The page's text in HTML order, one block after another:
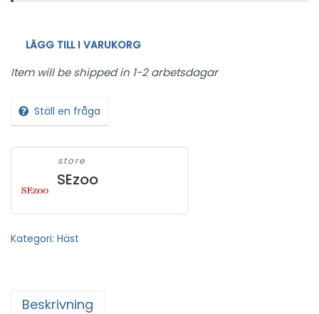
LÄGG TILL I VARUKORG
Item will be shipped in 1-2 arbetsdagar
Ställ en fråga
store
SEzoo
Kategori: Häst
Beskrivning